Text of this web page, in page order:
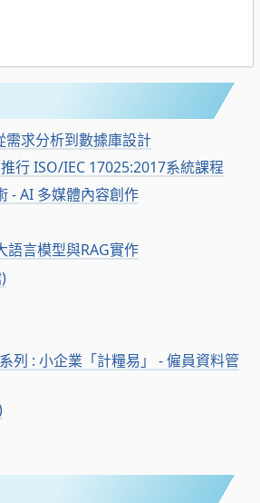
需求分析到數據庫設計
行 ISO/IEC 17025:2017系統課程
- AI 多媒體內容創作
語言模型與RAG實作
列 : 小企業「計糧易」 - 僱員資料管